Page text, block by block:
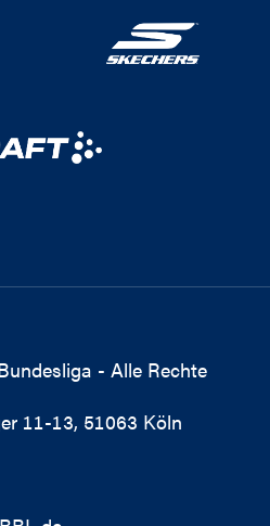
- Alle Rechte
11-13, 51063 Köln